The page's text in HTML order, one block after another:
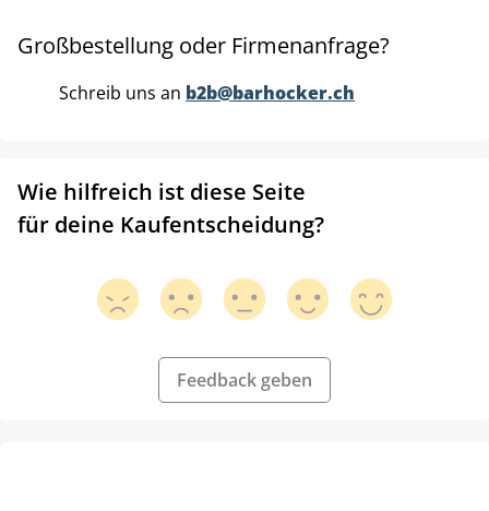
Großbestellung oder Firmenanfrage?
Schreib uns an b2b@barhocker.ch
Wie hilfreich ist diese Seite
für deine Kaufentscheidung?
Feedback geben